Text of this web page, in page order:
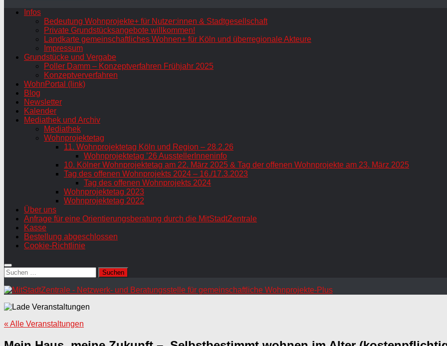
Infos
Bedeutung Wohnprojekte+ für Nutzer:innen & Stadtgesellschaft
Private Grundstücksangebote willkommen!
Landkarte gemeinschaftliches Wohnen+ für Köln und überregionale Akteure
Impressum
Grundstücke und Vergabe
Poller Damm – Konzeptverfahren Frühjahr 2025
Konzeptververfahren
WohnPortal (link)
Blog
Newsletter
Kalender
Mediathek und Archiv
Mediathek
Wohnprojektetag
11. Wohnprojektetag Köln und Region – 28.2.26
Wohnprojektetag ’26 AusstellerInneninfo
10. Kölner Wohnprojektetag am 22. März 2025 & Tag der offenen Wohnprojekte am 23. März 2025
Tag des offenen Wohnprojekts 2024 – 16./17.3.2023
Tag des offenen Wohnprojekts 2024
Wohnprojektetag 2023
Wohnprojektetag 2022
Über uns
Anfrage für eine Orientierungsberatung durch die MitStadtZentrale
Kasse
Bestellung abgeschlossen
Cookie-Richtlinie
Suchen
nach:
« Alle Veranstaltungen